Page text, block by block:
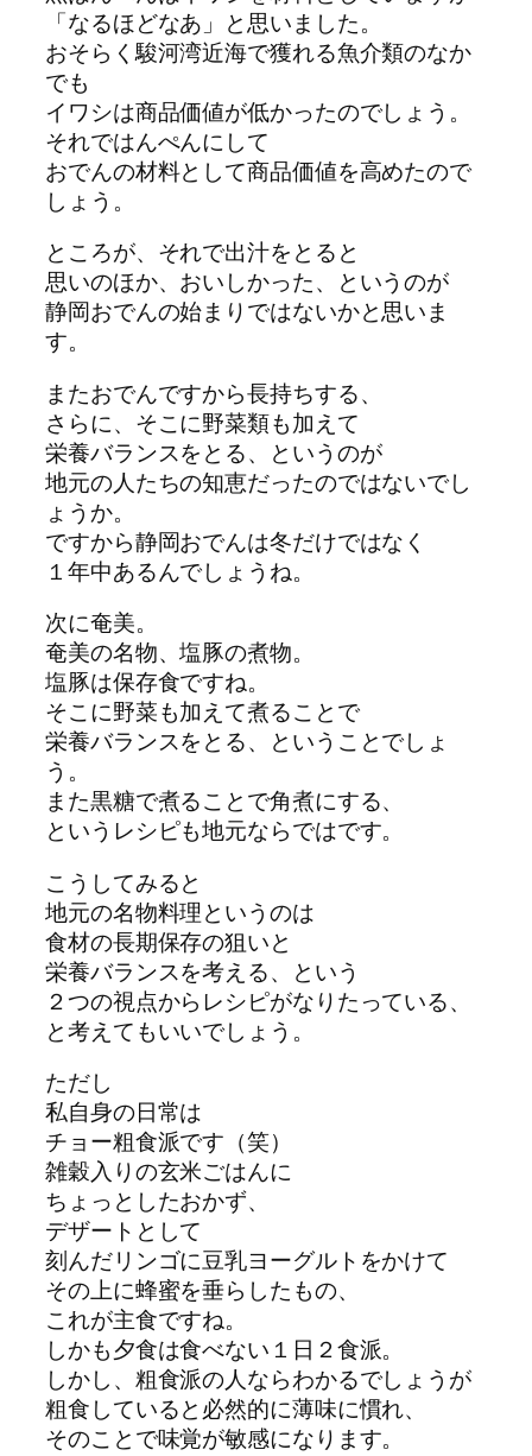
「なるほどなあ」と思いました。
おそらく駿河湾近海で獲れる魚介類のなか
でも
イワシは商品価値が低かったのでしょう。
それではんぺんにして
おでんの材料として商品価値を高めたので
しょう。
ところが、それで出汁をとると
思いのほか、おいしかった、というのが
静岡おでんの始まりではないかと思いま
す。
またおでんですから長持ちする、
さらに、そこに野菜類も加えて
栄養バランスをとる、というのが
地元の人たちの知恵だったのではないでし
ょうか。
ですから静岡おでんは冬だけではなく
１年中あるんでしょうね。
次に奄美。
奄美の名物、塩豚の煮物。
塩豚は保存食ですね。
そこに野菜も加えて煮ることで
栄養バランスをとる、ということでしょ
う。
また黒糖で煮ることで角煮にする、
というレシピも地元ならではです。
こうしてみると
地元の名物料理というのは
食材の長期保存の狙いと
栄養バランスを考える、という
２つの視点からレシピがなりたっている、
と考えてもいいでしょう。
ただし
私自身の日常は
チョー粗食派です（笑）
雑穀入りの玄米ごはんに
ちょっとしたおかず、
デザートとして
刻んだリンゴに豆乳ヨーグルトをかけて
その上に蜂蜜を垂らしたもの、
これが主食ですね。
しかも夕食は食べない１日２食派。
しかし、粗食派の人ならわかるでしょうが
粗食していると必然的に薄味に慣れ、
そのことで味覚が敏感になります。